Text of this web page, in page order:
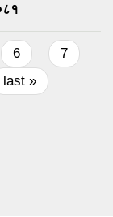
6
7
last »